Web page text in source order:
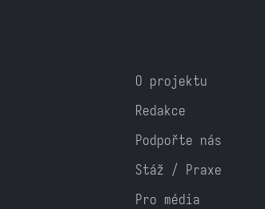
O projektu
Redakce
Podpořte nás
Stáž / Praxe
Pro média